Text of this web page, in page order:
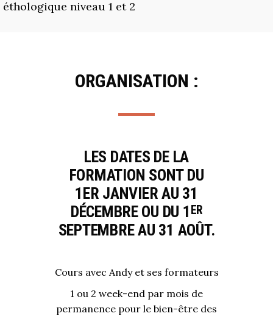
éthologique niveau 1 et 2
ORGANISATION :
LES DATES DE LA
FORMATION SONT DU
1ER JANVIER AU 31
DÉCEMBRE OU DU 1 ER
SEPTEMBRE AU 31 AOÛT.
Cours avec Andy et ses formateurs
1 ou 2 week-end par mois de
permanence pour le bien-être des